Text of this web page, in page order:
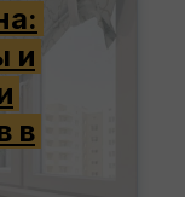
и
в